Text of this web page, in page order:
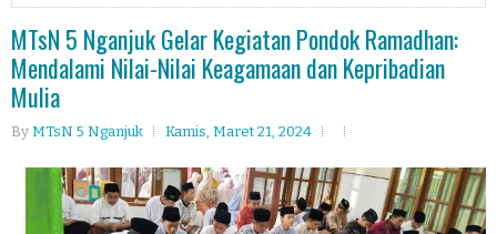
MTsN 5 Nganjuk Gelar Kegiatan Pondok Ramadhan:
Mendalami Nilai-Nilai Keagamaan dan Kepribadian
Mulia
By MTsN 5 Nganjuk Kamis, Maret 21, 2024